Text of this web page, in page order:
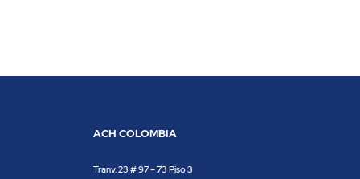
ACH COLOMBIA
Tranv. 23 # 97 – 73 Piso 3